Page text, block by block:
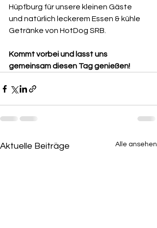
Hüpfburg für unsere kleinen Gäste
und natürlich leckerem Essen & kühle
Getränke von HotDog SRB.
Kommt vorbei und lasst uns
gemeinsam diesen Tag genießen!
Aktuelle Beiträge Alle ansehen